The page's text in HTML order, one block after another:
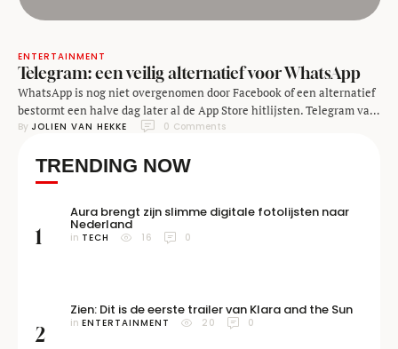
ENTERTAINMENT
Telegram: een veilig alternatief voor WhatsApp
WhatsApp is nog niet overgenomen door Facebook of een alternatief
bestormt een halve dag later al de App Store hitlijsten. Telegram valt
voornamelijk op door de enorme snelheid, focus op privacy en
Windows, Linux). Telegram werd vorig jaar augustus uitgebracht door
Pavel Durov. Hij was ook al verantwoordelijk voor …
By JOLIEN VAN HEKKE 0 Comments
TRENDING NOW
1
Aura brengt zijn slimme digitale fotolijsten naar
Nederland
in TECH 16 0
2
Zien: Dit is de eerste trailer van Klara and the Sun
in ENTERTAINMENT 20 0